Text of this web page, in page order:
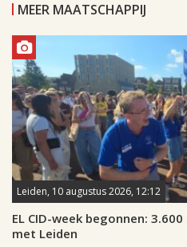
MEER MAATSCHAPPIJ
Leiden, 10 augustus 2026, 12:12
EL CID-week begonnen:
met Leiden